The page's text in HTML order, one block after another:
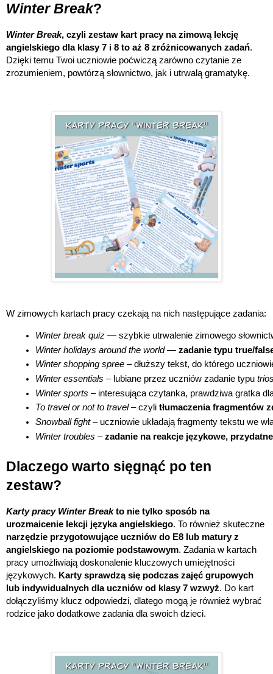
Winter Break?
Winter Break, czyli zestaw kart pracy na zimową lekcję
angielskiego dla klasy 7 i 8 to aż 8 zróżnicowanych zadań.
Dzięki temu Twoi uczniowie poćwiczą zarówno czytanie ze
zrozumieniem, powtórzą słownictwo, jak i utrwalą gramatykę.
W zimowych kartach pracy czekają na nich następujące zadania:
Winter break quiz — szybkie utrwalenie zimowego
Winter holidays around the world — zadanie typu true/
Winter shopping spree – dłuższy tekst, do którego
Winter essentials – lubiane przez uczniów zadanie typu
Winter sports – interesująca czytanka, prawdziwa gratka
To travel or not to travel – czyli tłumaczenia fragmentów
Snowball fight – uczniowie układają fragmenty tekstu we
Winter troubles – zadanie na reakcje językowe,
Dlaczego warto sięgnąć po ten
zestaw?
Karty pracy Winter Breakto nie tylko sposób na
urozmaicenie lekcji języka angielskiego. To również skuteczne
narzędzie przygotowujące uczniów do E8 lub matury z
angielskiego na poziomie podstawowym. Zadania w kartach
pracy umożliwiają doskonalenie kluczowych umiejętności
językowych. Karty sprawdzą się podczas zajęć grupowych
lub indywidualnych dla uczniów od klasy 7 wzwyż. Do kart
dołączyliśmy klucz odpowiedzi, dlatego mogą je również wybrać
rodzice jako dodatkowe zadania dla swoich dzieci.